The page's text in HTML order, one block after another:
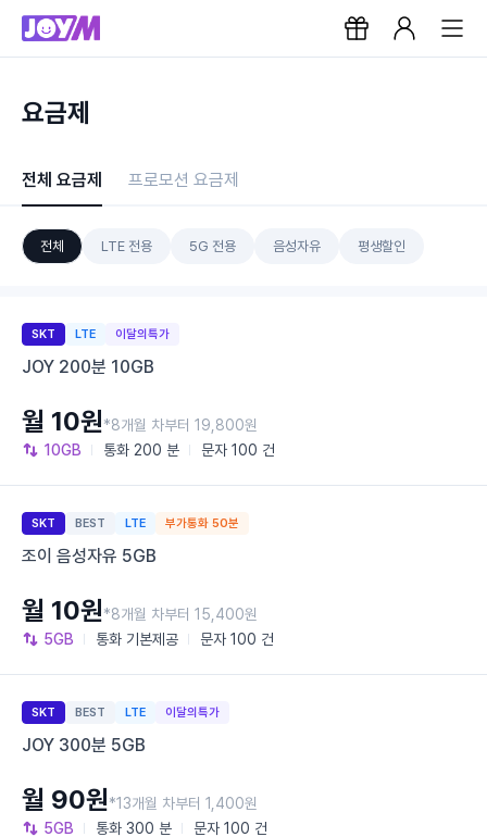
요금제
전체 요금제 프로모션 요금제
전체 LTE 전용 5G 전용 음성자유 평생할인
SKT LTE 이달의특가
JOY 200분 10GB
10GB 통화 200 분 문자 100 건
월 10원*8개월 차부터 19,800원
SKT BEST LTE 부가통화 50분
조이 음성자유 5GB
5GB 통화 기본제공 문자 100 건
월 10원*8개월 차부터 15,400원
SKT BEST LTE 이달의특가
JOY 300분 5GB
5GB 통화 300 분 문자 100 건
월 90원*13개월 차부터 1,400원